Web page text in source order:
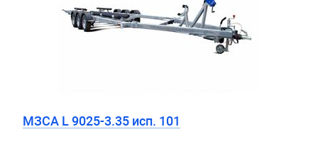
МЗСА L 9025-3.35 исп. 101